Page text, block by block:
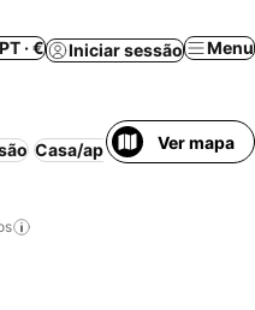
PT · € Iniciar sessão Menu
Casa/apartamento inteiro
Ver mapa